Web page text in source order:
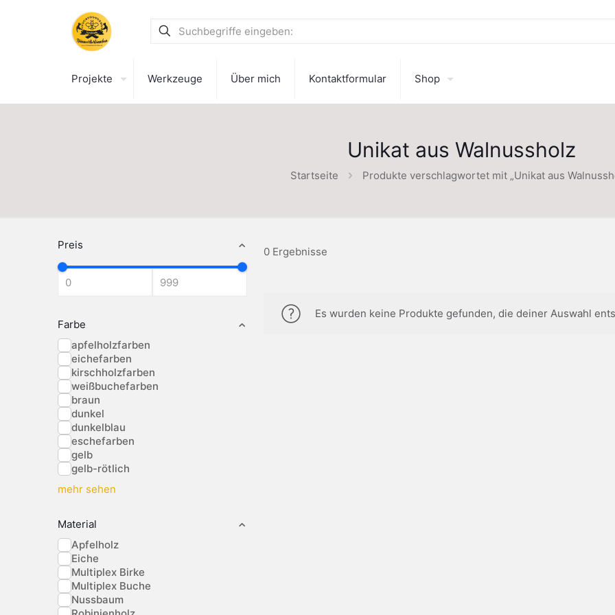
Projekte Werkzeuge Über mich Kontaktformular Shop
Unikat aus Walnussholz
Startseite Produkte verschlagwortet mit „Unikat aus
Preis
Farbe
apfelholzfarben
eichefarben
kirschholzfarben
weißbuchefarben
braun
dunkel
dunkelblau
eschefarben
gelb
gelb-rötlich
mehr sehen
Material
Apfelholz
Eiche
Multiplex Birke
Multiplex Buche
Nussbaum
0 Ergebnisse
Es wurden keine Produkte gefunden, die deiner Auswahl